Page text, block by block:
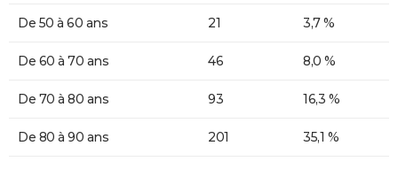
De 50 à 60 ans 21 3,7 %
De 60 à 70 ans 46 8,0 %
De 70 à 80 ans 93 16,3 %
De 80 à 90 ans 201 35,1 %